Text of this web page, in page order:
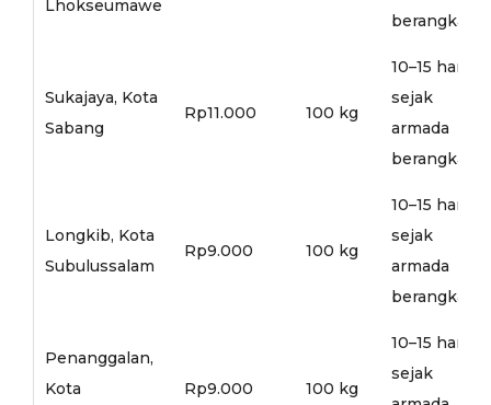
Lhokseumawe
berangkat
Sukajaya, Kota
Sabang
Rp11.000 100 kg
10–15 hari
sejak
armada
berangkat
Longkib, Kota
Subulussalam
Rp9.000 100 kg
10–15 hari
sejak
armada
berangkat
Penanggalan,
Kota
Rp9.000 100 kg
10–15 hari
sejak